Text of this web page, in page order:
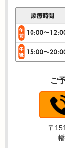
ご
〒